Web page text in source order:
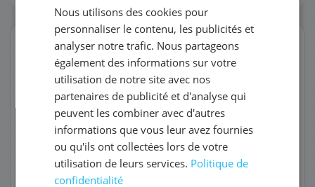
ORIGINAL
RÉFÉRENCE DU PRODUIT
FRÉQUENCE
QUANTITÉ PAR LIVRAISON
DATE DE PREMIÈRE LIVRAISON SOUHAITÉE
Nous utilisons des cookies pour
personnaliser le contenu, les publicités et
analyser notre trafic. Nous partageons
également des informations sur votre
utilisation de notre site avec nos
partenaires de publicité et d'analyse qui
peuvent les combiner avec d'autres
informations que vous leur avez fournies
ou qu'ils ont collectées lors de votre
utilisation de leurs services. Politique de
confidentialité